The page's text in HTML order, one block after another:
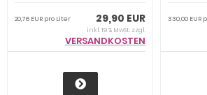
29,90 EUR
20,76 EUR pro Liter
inkl. 19 % MwSt. zzgl.
VERSANDKOSTEN
330,00 EUR